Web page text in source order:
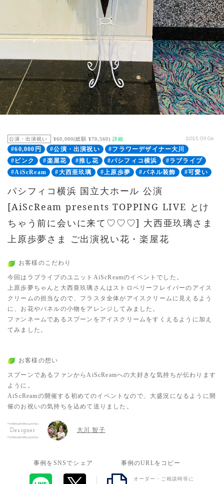
公演・出演祝い ¥60,000(総額 ¥70,560) 詳細 2025.09.06
#60,000円 #公演・出演祝い
#フラワーデザイナー大川
#ピンク
#楽屋花 #推し花 #パシフィコ横浜
#ラブライブ
#AiScReam
#大西亜玖璃 #上原歩夢 #パネル装飾 #可愛い
パシフィコ横浜 国立大ホール 公演
[AiScReam presents TOPPING LIVE とけ
ちゃう前に会いに来て♡♡♡] 大西亜玖璃さま
上原歩夢さま ご出演祝い花・楽屋花
お客様のこだわり
今回はラブライブのユニットAiScReamのイベントでした。
上原歩夢ちゃんと大西亜玖璃さんはストロベリーフレイバーのアイス
クリームの担当なので、フラスタ全体がアイスクリームに見えるよう
に、お花やパネルの小物をアレンジしてみました。
ファンネームであるスプーンをアイスクリームをすくえるように加え
てみました。
お客様の想い
スプーンであるファンからAiScReamへの大好きな気持ちが伝わります
ように。
AiScReamの開催する初めてのイベントなので、大盛況になるように開
催のお祝いの気持ちを込めて送りました。
Designer 大川 智子
事例をSNSでシェア 事例のURLをコピー
オーダー・ご相談時等に